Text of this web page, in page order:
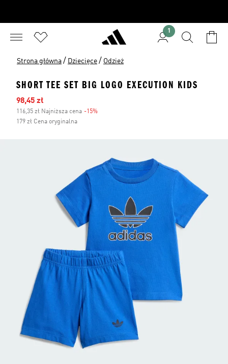
1
Strona główna / Dziecięce / Odzież
SHORT TEE SET BIG LOGO EXECUTION KIDS
Ceny na wyprzedaży
98,45 zł
116,35 zł Najniższa cena -15%
179 zł Cena oryginalna